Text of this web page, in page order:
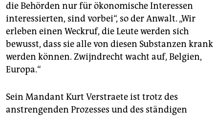
die Behörden nur für ökonomische Interessen
interessierten, sind vorbei“, so der Anwalt. „Wir
erleben einen Weckruf, die Leute werden sich
bewusst, dass sie alle von diesen Substanzen krank
werden können. Zwijndrecht wacht auf, Belgien,
Europa.“
Sein Mandant Kurt Verstraete ist trotz des
anstrengenden Prozesses und des ständigen